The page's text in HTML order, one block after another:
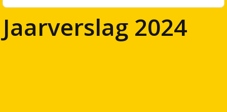
Jaarverslag 2024